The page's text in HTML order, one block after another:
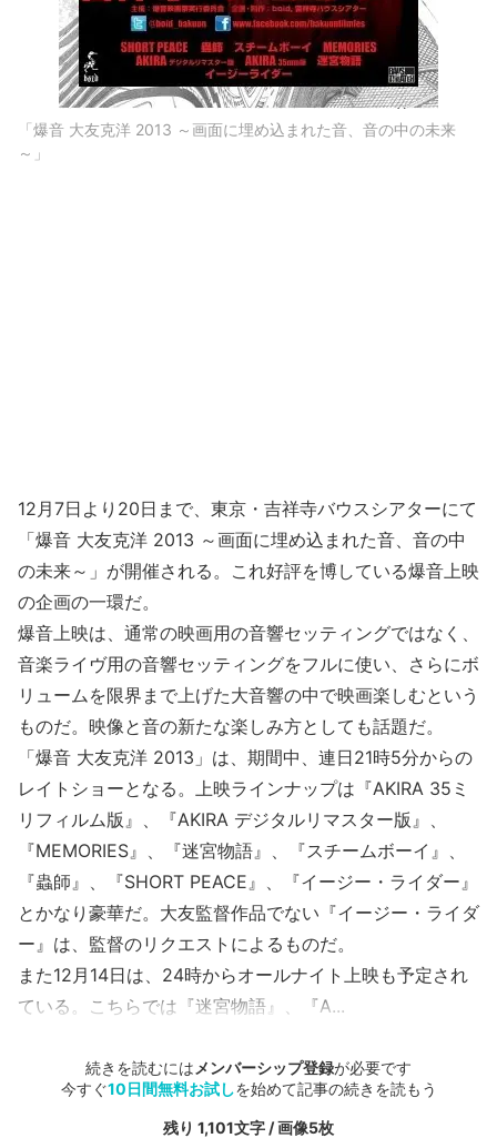
「爆音 大友克洋 2013 ～画面に埋め込まれた音、音の中の未来
～」
12月7日より20日まで、東京・吉祥寺バウスシアターにて
「爆音 大友克洋 2013 ～画面に埋め込まれた音、音の中
の未来～」が開催される。これ好評を博している爆音上映
の企画の一環だ。
爆音上映は、通常の映画用の音響セッティングではなく、
音楽ライヴ用の音響セッティングをフルに使い、さらにボ
リュームを限界まで上げた大音響の中で映画楽しむという
ものだ。映像と音の新たな楽しみ方としても話題だ。
「爆音 大友克洋 2013」は、期間中、連日21時5分からの
レイトショーとなる。上映ラインナップは『AKIRA 35ミ
リフィルム版』、『AKIRA デジタルリマスター版』、
『MEMORIES』、『迷宮物語』、『スチームボーイ』、
『蟲師』、『SHORT PEACE』、『イージー・ライダー』
とかなり豪華だ。大友監督作品でない『イージー・ライダ
ー』は、監督のリクエストによるものだ。
また12月14日は、24時からオールナイト上映も予定され
ている。こちらでは『迷宮物語』、『A...
続きを読むには メンバーシップ登録が必要です
今すぐ10日間無料お試しを始めて記事の続きを読もう
残り 1,101文字 / 画像5枚